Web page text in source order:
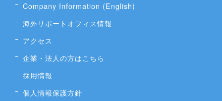
Company Information (English)
海外サポートオフィス情報
アクセス
企業・法人の方はこちら
採用情報
個人情報保護方針